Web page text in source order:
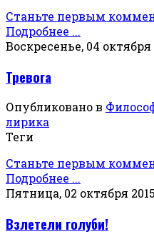
Станьте первым
Подробнее ...
Воскресенье, 04 октября
Тревога
Опубликовано в
лирика
Теги
Станьте первым
Подробнее ...
Пятница, 02 октября
Взлетели голуби!